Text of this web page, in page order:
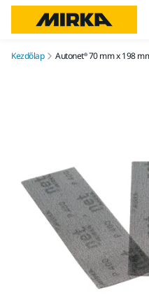
Kezdőlap Autonet® 70 mm x 198